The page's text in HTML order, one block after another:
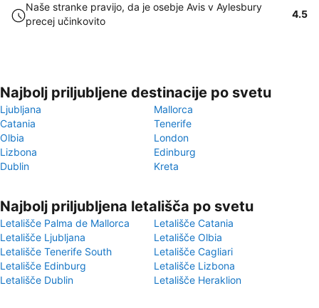
Naše stranke pravijo, da je osebje Avis v Aylesbury
precej učinkovito
4.5
Najbolj priljubljene destinacije po svetu
Ljubljana
Mallorca
Catania
Tenerife
Olbia
London
Lizbona
Edinburg
Dublin
Kreta
Najbolj priljubljena letališča po svetu
Letališče Palma de Mallorca
Letališče Catania
Letališče Ljubljana
Letališče Olbia
Letališče Tenerife South
Letališče Cagliari
Letališče Edinburg
Letališče Lizbona
Letališče Dublin
Letališče Heraklion